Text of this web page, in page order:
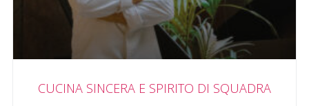
CUCINA SINCERA E SPIRITO DI SQUADRA